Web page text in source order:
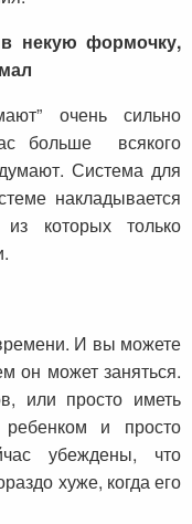
некую формочку,
очень сильно
больше всякого
Система для
накладывается
которых только
И вы можете
он может заняться.
или просто иметь
и просто
убеждены, что
хуже, когда его